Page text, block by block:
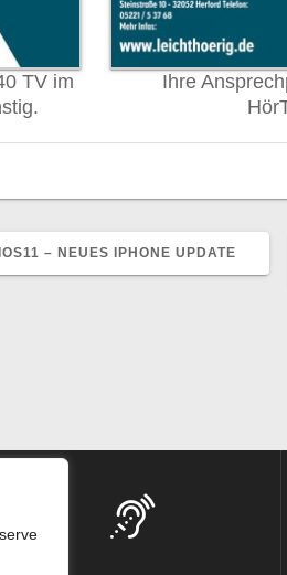
TV im
Ihre
– NEUES IPHONE UPDATE